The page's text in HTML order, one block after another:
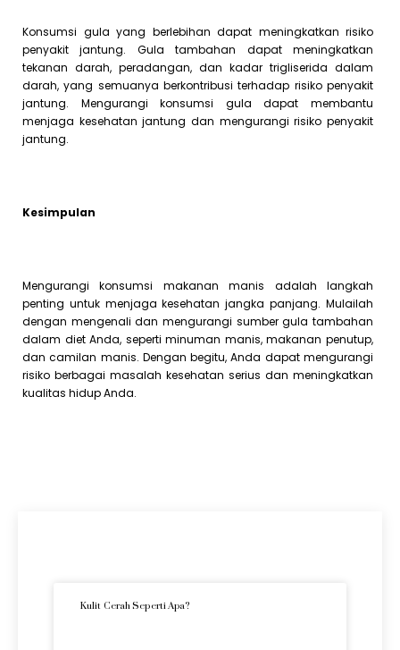
Konsumsi gula yang berlebihan dapat meningkatkan risiko
penyakit jantung. Gula tambahan dapat meningkatkan
tekanan darah, peradangan, dan kadar trigliserida dalam
darah, yang semuanya berkontribusi terhadap risiko penyakit
jantung. Mengurangi konsumsi gula dapat membantu
menjaga kesehatan jantung dan mengurangi risiko penyakit
jantung.
Kesimpulan
Mengurangi konsumsi makanan manis adalah langkah
penting untuk menjaga kesehatan jangka panjang. Mulailah
dengan mengenali dan mengurangi sumber gula tambahan
dalam diet Anda, seperti minuman manis, makanan penutup,
dan camilan manis. Dengan begitu, Anda dapat mengurangi
risiko berbagai masalah kesehatan serius dan meningkatkan
kualitas hidup Anda.
Kulit Cerah Seperti Apa?